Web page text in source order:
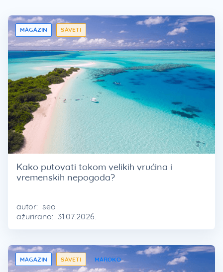
MAGAZIN SAVETI
Kako putovati tokom velikih vrućina i
vremenskih nepogoda?
autor: seo
ažurirano: 31.07.2026.
MAGAZIN SAVETI MAROKO